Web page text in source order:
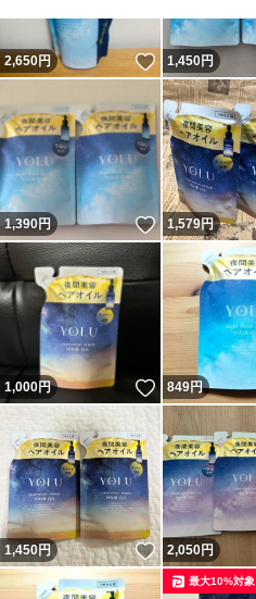
2,650円 いいね！
1,450円
1,390円 いいね！
1,579円
1,000円 いいね！
849円
1,450円 いいね！
2,050円
最大10%対象